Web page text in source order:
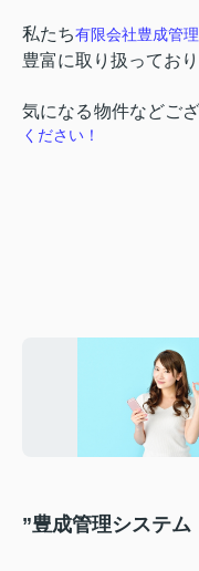
私たち有限会社豊成管
豊富に取り扱っており
気になる物件などご
ください！
”豊成管理システ